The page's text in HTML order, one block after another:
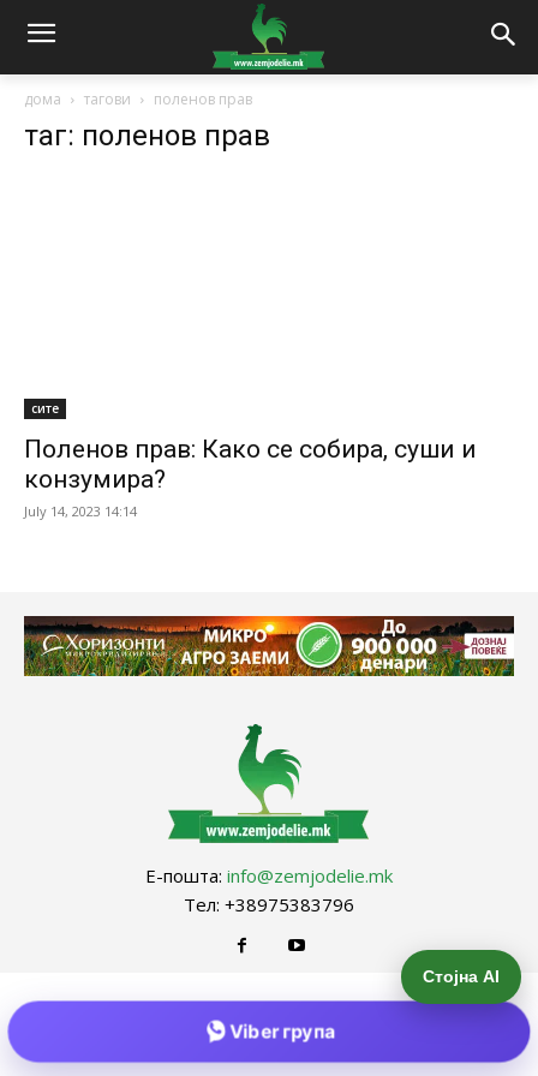
дома тагови поленов прав
таг: поленов прав
сите
Поленов прав: Како се собира, суши и
конзумира?
July 14, 2023 14:14
Е-пошта: info@zemjodelie.mk
Тел: +38975383796
Стојна AI
Viber група